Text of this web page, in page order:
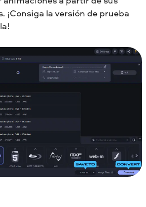
¡Consiga la versión de prueba